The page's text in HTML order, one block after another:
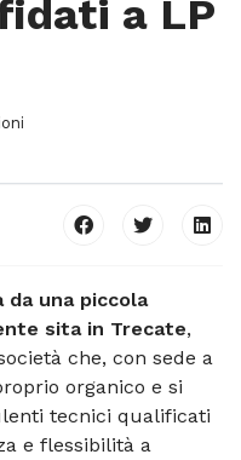
a LP
da una piccola
sita in Trecate,
che, con sede a
organico e si
tecnici qualificati
e flessibilità a